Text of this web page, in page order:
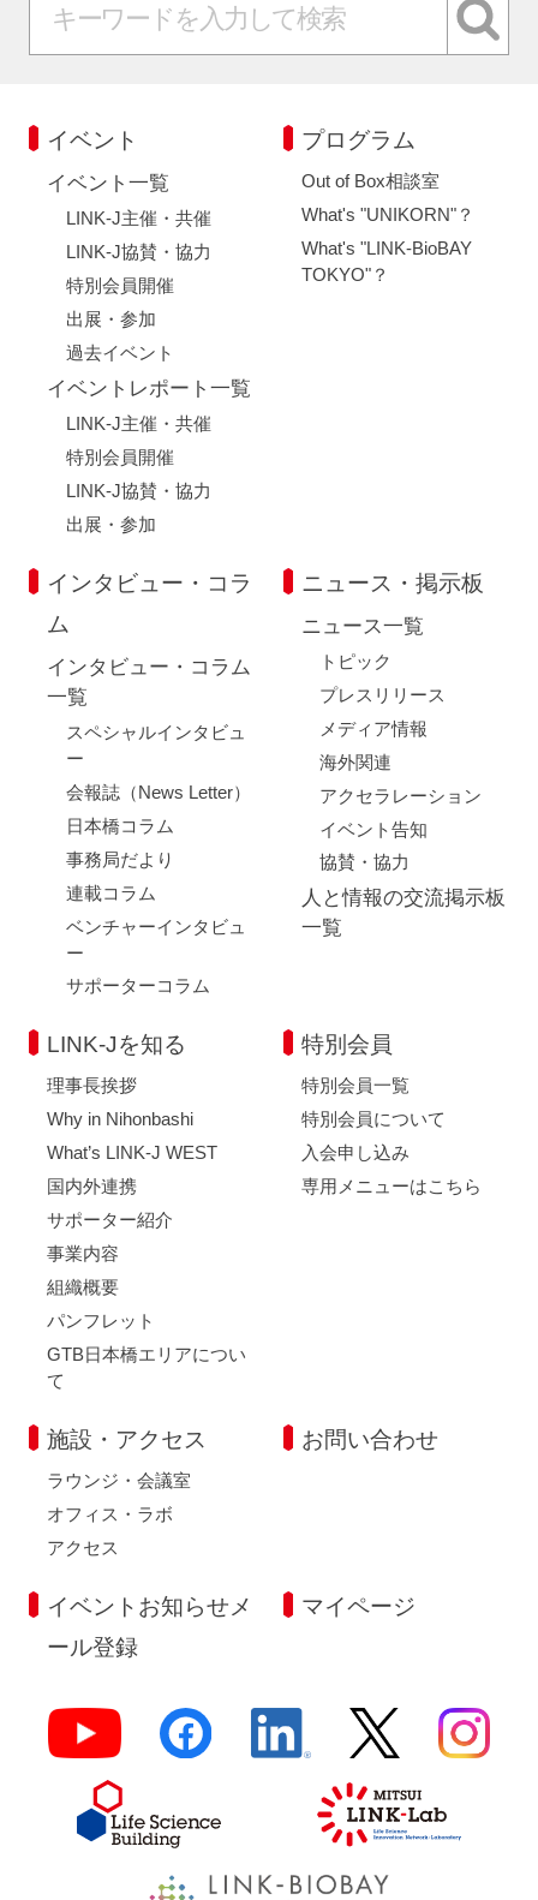
イベント
イベント一覧
LINK-J主催・共催
LINK-J協賛・協力
特別会員開催
出展・参加
過去イベント
イベントレポート一覧
LINK-J主催・共催
特別会員開催
LINK-J協賛・協力
出展・参加
プログラム
Out of Box相談室
What's "UNIKORN"？
What's "LINK-BioBAY
TOKYO"？
インタビュー・コラ
ム
インタビュー・コラム
一覧
スペシャルインタビュ
ー
会報誌（News Letter）
日本橋コラム
事務局だより
連載コラム
ベンチャーインタビュ
ー
サポーターコラム
ニュース・掲示板
ニュース一覧
トピック
プレスリリース
メディア情報
海外関連
アクセラレーション
イベント告知
協賛・協力
人と情報の交流掲示板
一覧
LINK-Jを知る
理事長挨拶
Why in Nihonbashi
What’s LINK-J WEST
国内外連携
サポーター紹介
事業内容
組織概要
パンフレット
GTB日本橋エリアについ
て
特別会員
特別会員一覧
特別会員について
入会申し込み
専用メニューはこちら
施設・アクセス
ラウンジ・会議室
オフィス・ラボ
アクセス
お問い合わせ
イベントお知らせメ
ール登録
マイページ